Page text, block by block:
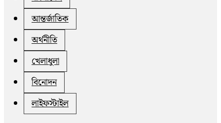
আন্তর্জাতিক
অর্থনীতি
খেলাধুলা
বিনোদন
লাইফস্টাইল